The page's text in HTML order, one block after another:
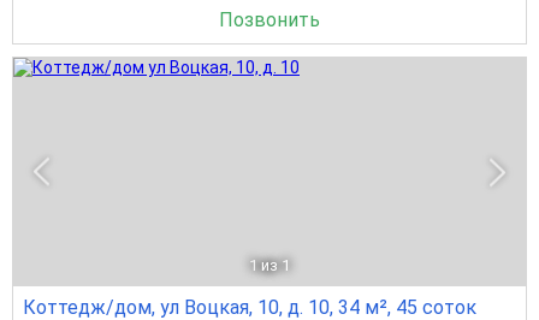
Позвонить
1 из 1
Коттедж/дом, ул Воцкая, 10, д. 10, 34 м², 45 соток